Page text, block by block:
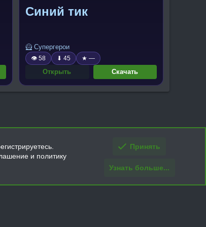
Синий тик
🦸 Супергерои
👁 58 ⬇ 45 ★ —
Открыть Скачать
Главная
R
S
и политику
Принять
Узнать больше...